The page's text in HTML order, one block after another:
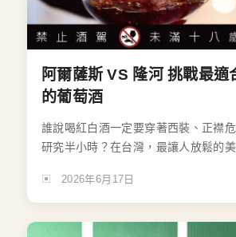
阿爾薩斯 VS 隆河 挑戰最適
的葡萄酒
誰說喝紅白酒一定要穿著西裝、正襟
研究半小時？在台灣，最讓人放鬆的美
2026年6月17日